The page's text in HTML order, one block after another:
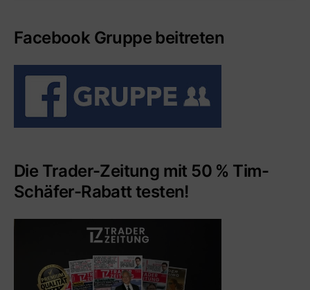
Facebook Gruppe beitreten
Die Trader-Zeitung mit 50 % Tim-
Schäfer-Rabatt testen!